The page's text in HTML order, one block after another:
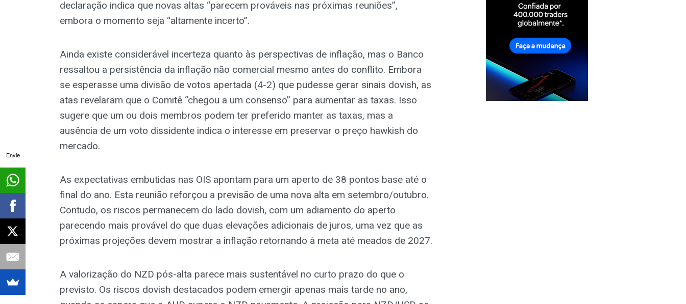
declaração indica que novas altas “parecem prováveis nas próximas reuniões”,
embora o momento seja “altamente incerto”.
Ainda existe considerável incerteza quanto às perspectivas de inflação, mas o Banco
ressaltou a persistência da inflação não comercial mesmo antes do conflito. Embora
se esperasse uma divisão de votos apertada (4-2) que pudesse gerar sinais dovish, as
atas revelaram que o Comitê “chegou a um consenso” para aumentar as taxas. Isso
sugere que um ou dois membros podem ter preferido manter as taxas, mas a
ausência de um voto dissidente indica o interesse em preservar o preço hawkish do
mercado.
As expectativas embutidas nas OIS apontam para um aperto de 38 pontos base até o
final do ano. Esta reunião reforçou a previsão de uma nova alta em setembro/outubro.
Contudo, os riscos permanecem do lado dovish, com um adiamento do aperto
parecendo mais provável do que duas elevações adicionais de juros, uma vez que as
próximas projeções devem mostrar a inflação retornando à meta até meados de 2027.
A valorização do NZD pós-alta parece mais sustentável no curto prazo do que o
previsto. Os riscos dovish destacados podem emergir apenas mais tarde no ano,
Envie